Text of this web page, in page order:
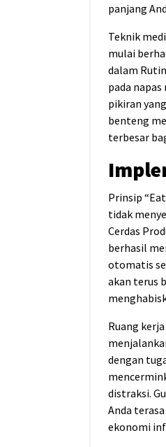
panjang
Teknik
mulai
dalam
pada
pikiran
benteng
terbesar
Prinsip
tidak
Cerdas
berhasil
otomatis
akan terus
Ruang
dengan
distraksi.
Anda
ekonomi